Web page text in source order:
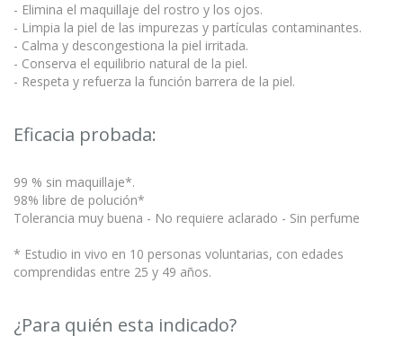
- Elimina el maquillaje del rostro y los ojos.
- Limpia la piel de las impurezas y partículas contaminantes.
- Calma y descongestiona la piel irritada.
- Conserva el equilibrio natural de la piel.
- Respeta y refuerza la función barrera de la piel.
Eficacia probada:
99 % sin maquillaje*.
98% libre de polución*
Tolerancia muy buena - No requiere aclarado - Sin perfume
* Estudio in vivo en 10 personas voluntarias, con edades
comprendidas entre 25 y 49 años.
¿Para quién esta indicado?